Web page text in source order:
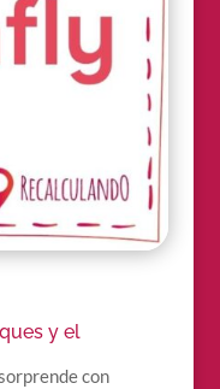
y el
con